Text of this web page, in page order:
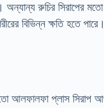
অন্যান্য রুচির সিরাপের
বিভিন্ন ক্ষতি হতে
আলফালফা প্লাস সিরাপ